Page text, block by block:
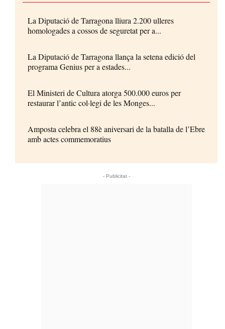
La Diputació de Tarragona lliura 2.200 ulleres
homologades a cossos de seguretat per a...
La Diputació de Tarragona llança la setena edició del
programa Genius per a estades...
El Ministeri de Cultura atorga 500.000 euros per
restaurar l’antic col·legi de les Monges...
Amposta celebra el 88è aniversari de la batalla de l’Ebre
amb actes commemoratius
- Publicitat -